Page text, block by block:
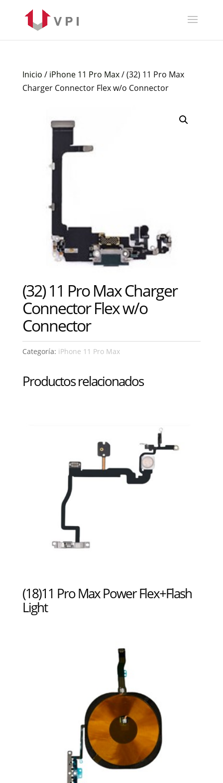
Inicio / iPhone 11 Pro Max/ (32) 11 Pro Max
Charger Connector Flex w/o Connector
(32) 11 Pro Max Charger
Connector Flex w/o
Connector
Categoría: iPhone 11 Pro Max
Productos relacionados
(18)11 Pro Max Power Flex+Flash
Light